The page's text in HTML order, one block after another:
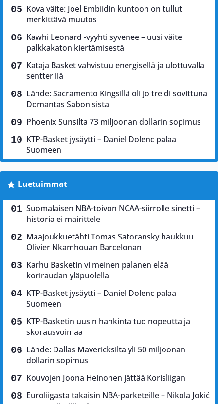
Kova väite: Joel Embiidin kuntoon on tullut
merkittävä muutos
Kawhi Leonard -vyyhti syvenee – uusi väite
palkkakaton kiertämisestä
Kataja Basket vahvistuu energisellä ja ulottuvalla
sentterillä
Lähde: Sacramento Kingsillä oli jo treidi sovittuna
Domantas Sabonisista
Phoenix Sunsilta 73 miljoonan dollarin sopimus
KTP-Basket jysäytti – Daniel Dolenc palaa
Suomeen
Luetuimmat
Suomalaisen NBA-toivon NCAA-siirrolle sinetti –
historia ei mairittele
Maajoukkuetähti Tomas Satoransky haukkuu
Olivier Nkamhouan Barcelonan
Karhu Basketin viimeinen palanen elää
koriraudan yläpuolella
KTP-Basket jysäytti – Daniel Dolenc palaa
Suomeen
KTP-Basketin uusin hankinta tuo nopeutta ja
skorausvoimaa
Lähde: Dallas Mavericksilta yli 50 miljoonan
dollarin sopimus
Kouvojen Joona Heinonen jättää Korisliigan
Euroliigasta takaisin NBA-parketeille – Nikola Jokić